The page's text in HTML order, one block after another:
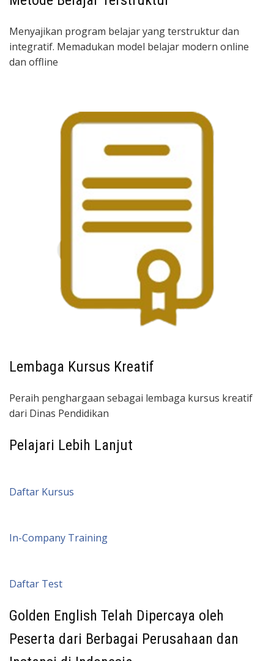
Menyajikan program belajar yang terstruktur dan
integratif. Memadukan model belajar modern online
dan offline
Lembaga Kursus Kreatif
Peraih penghargaan sebagai lembaga kursus kreatif
dari Dinas Pendidikan
Pelajari Lebih Lanjut
Daftar Kursus
In-Company Training
Daftar Test
Golden English Telah Dipercaya oleh
Peserta dari Berbagai Perusahaan dan